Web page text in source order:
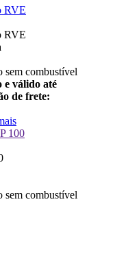
RVE
RVE
sem combustível
e válido até
de frete:
100
sem combustível